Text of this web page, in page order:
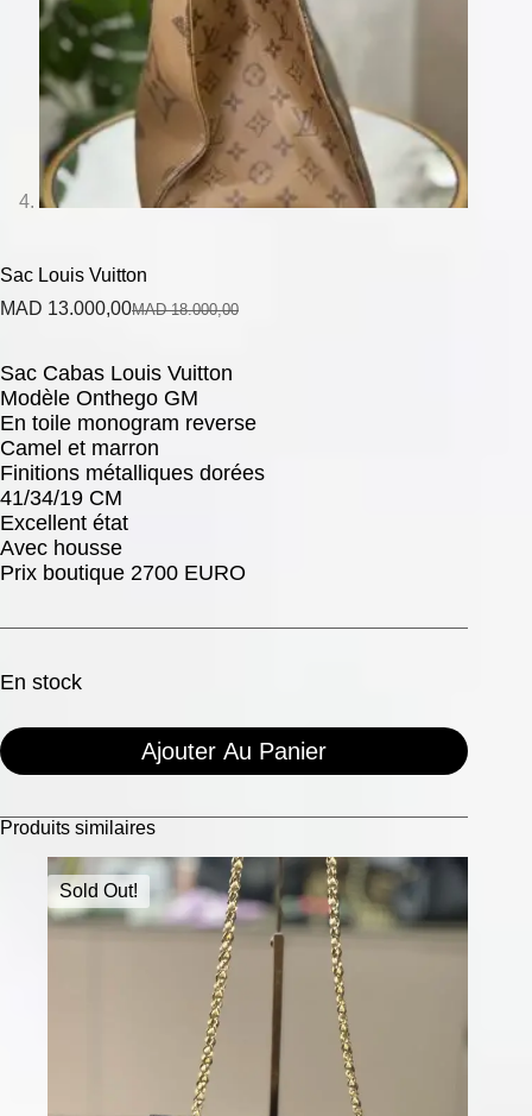
Sac Louis Vuitton
MAD18.000,00
MAD 13.000,00
Sac Cabas Louis Vuitton
Modèle Onthego GM
En toile monogram reverse
Camel et marron
Finitions métalliques dorées
41/34/19 CM
Excellent état
Avec housse
Prix boutique 2700 EURO
En stock
Ajouter Au Panier
Produits similaires
Sold Out!